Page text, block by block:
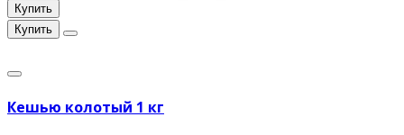
Купить
Купить
Кешью колотый 1 кг